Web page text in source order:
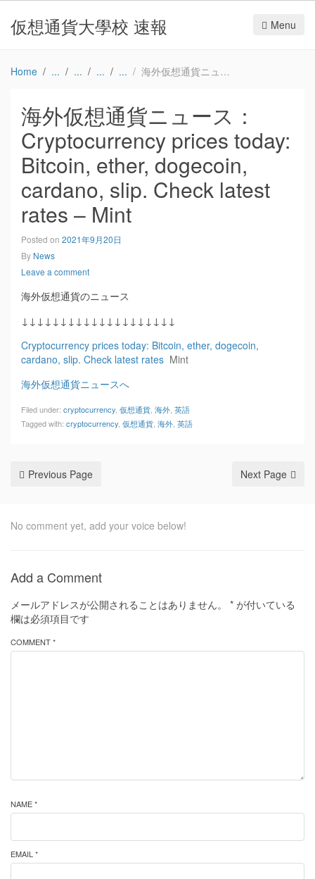
仮想通貨大學校 速報 Menu
Home 海外仮想通貨ニュース：Cryptocurrency prices today: Bitcoin, ether, dogecoin, cardano, slip. Check latest rates – Mint
海外仮想通貨ニュース：
Cryptocurrency prices today:
Bitcoin, ether, dogecoin,
cardano, slip. Check latest
rates – Mint
Posted on 2021年9月20日
By News
Leave a comment
海外仮想通貨のニュース
↓↓↓↓↓↓↓↓↓↓↓↓↓↓↓↓↓↓↓↓
Cryptocurrency prices today: Bitcoin, ether, dogecoin,
cardano, slip. Check latest rates Mint
海外仮想通貨ニュースへ
Filed under: cryptocurrency 仮想通貨 海外 英語
Tagged with: cryptocurrency 仮想通貨 海外 英語
Previous Page Next Page
No comment yet, add your voice below!
Add a Comment
メールアドレスが公開されることはありません。 * が付いている
欄は必須項目です
COMMENT *
NAME *
EMAIL *